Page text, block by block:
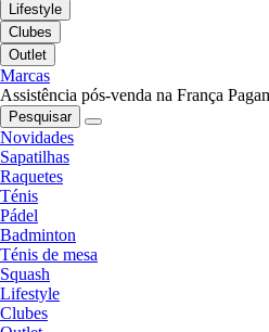
Lifestyle
Clubes
Outlet
Marcas
Assistência pós-venda na França
Pesquisar
Novidades
Sapatilhas
Raquetes
Ténis
Pádel
Badminton
Ténis de mesa
Squash
Lifestyle
Clubes